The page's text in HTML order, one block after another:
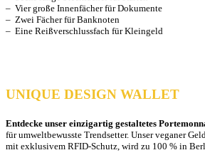
– Vier große Innenfächer für Dokumente
– Zwei Fächer für Banknoten
– Eine Reißverschlussfach für Kleingeld
UNIQUE DESIGN WALLET
Entdecke unser einzigartig gestaltetes
für umweltbewusste Trendsetter. Unser veganer
mit exklusivem RFID-Schutz, wird zu 100 % in